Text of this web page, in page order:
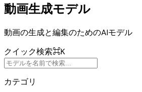
動画生成モデル
動画の生成と編集のためのAIモデル
クイック検索⌘K
カテゴリ